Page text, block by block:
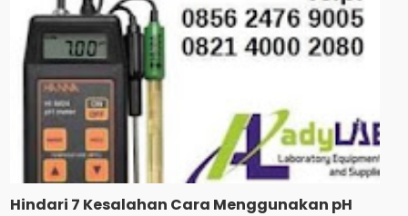
Hindari 7 Kesalahan Cara Menggunakan pH